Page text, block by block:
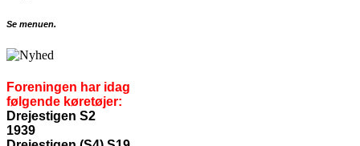
Se menuen.
Foreningen har idag
følgende køretøjer:
Drejestigen S2
1939